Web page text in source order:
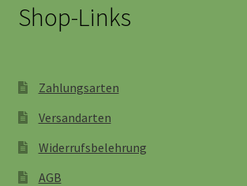
Shop-Links
Zahlungsarten
Versandarten
Widerrufsbelehrung
AGB